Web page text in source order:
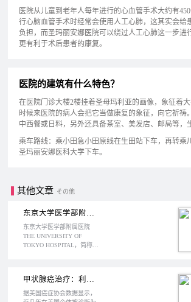
医院从儿童到老年人每年进行的心血管手术大约有
行心脑血管手术时经常会使用人工心肺，这其实会给
负担，而圣玛丽安娜医院可以绕过人工心肺这一步进
更有利于术后患者的康复。
医院的建筑有什么特色？
在医院门诊大楼2楼挂着圣母玛利亚的画像，象征着
时候来医院的病人会把它当做康复的象征，向它祈祷
中西餐或日料，另外还具备茶室、美发店、邮局等，
乘车路线：乘小田急小田原线在生田站下车，再转乘
圣玛丽安娜医科大学下车。
其他文章 その他
东京大学医学部附属医院
东京大学医学部附属医院
THE UNIVERSITY OF
TOKYO HOSPITAL，简称东
大学，而东大医院更是日本
各大学附属医院中声望最高
的医院，一直致力于临床癌
据美国癌症协会数据显示，